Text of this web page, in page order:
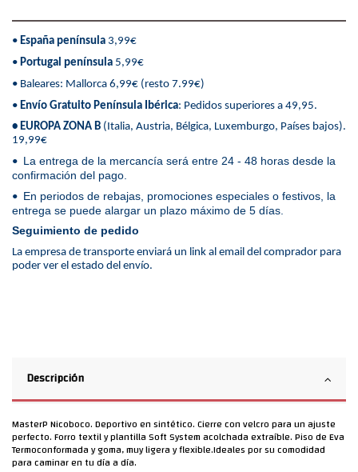
• España península 3,99€
• Portugal península 5,99€
• Baleares: Mallorca 6,99€ (resto 7.99€)
• Envío Gratuito Península Ibérica: Pedidos superiores a 49,95.
• EUROPA ZONA B (Italia, Austria, Bélgica, Luxemburgo, Países bajos).
19,99€
• La entrega de la mercancía será entre 24 - 48 horas desde la
confirmación del pago.
• En periodos de rebajas, promociones especiales o festivos, la
entrega se puede alargar un plazo máximo de 5 días.
Seguimiento de pedido
La empresa de transporte enviará un link al email del comprador para
poder ver el estado del envío.
Descripción
MasterP Nicoboco. Deportivo en sintético. Cierre con velcro para un ajuste
perfecto. Forro textil y plantilla Soft System acolchada extraíble. Piso de Eva
Termoconformada y goma, muy ligera y flexible.Ideales por su comodidad
para caminar en tu día a día.